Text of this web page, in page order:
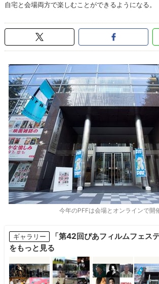
自宅と会場両方で楽しむことができるようになる。
今年のPFFは会場とオンラインで開
ギャラリー
「第42回ぴあフィルムフェス
をもっと見る